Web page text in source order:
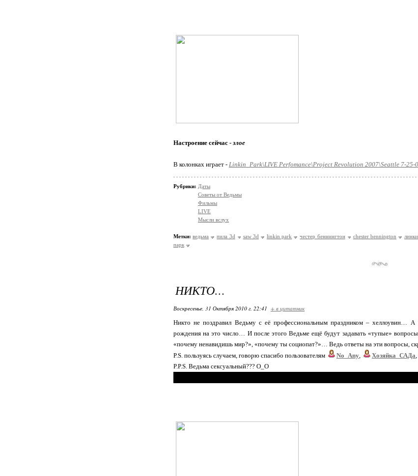
Настроение сейчас -злое
В колонках играет - Linkin_Park\LIVE Perfomance\Project Revolution 2007\Seattle 7-25-
Рубрики: Даты
Советы от Ведьмы
Фильмы
LIVE
Мысли вслух
Метки: ведьма пила 3d saw 3d linkin park честер беннингтон chester bennington
парк
НИКТО…
Воскресенье, 31 Октября 2010 г. 22:41 + в цитатник
Никто не поздравил Ведьму с её профессиональным праздником – хеллоувин… А
рождения на это число… И после этого Ведьме ещё будут задавать «тупые»
«почему ненавидишь мир?», «почему ты социопат?»… Ведь ответы на эти вопросы,
P.S. пользуясь случаем, говорю спасибо пользователям
No_Any, Хозяйка_САДа,
P.P.S. Ведьма сексуальный??? О_О